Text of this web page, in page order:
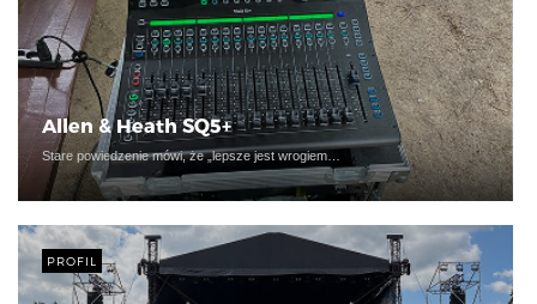
Allen & Heath SQ5+
Stare powiedzenie mówi, że „lepsze jest wrogiem…
PROFIL